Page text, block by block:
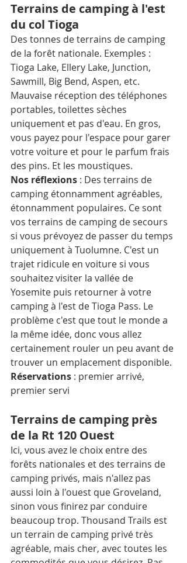
Terrains de camping à l'est
du col Tioga
Des tonnes de terrains de camping
de la forêt nationale. Exemples :
Tioga Lake, Ellery Lake, Junction,
Sawmill, Big Bend, Aspen, etc.
Mauvaise réception des téléphones
portables, toilettes sèches
uniquement et pas d'eau. En gros,
vous payez pour l'espace pour garer
votre voiture et pour le parfum frais
des pins. Et les moustiques.
Nos réflexions : Des terrains de
camping étonnamment agréables,
étonnamment populaires. Ce sont
vos terrains de camping de secours
si vous prévoyez de passer du temps
uniquement à Tuolumne. C'est un
trajet ridicule en voiture si vous
souhaitez visiter la vallée de
Yosemite puis retourner à votre
camping à l'est de Tioga Pass. Le
problème c'est que tout le monde a
la même idée, donc vous allez
certainement rouler un peu avant de
trouver un emplacement disponible.
Réservations : premier arrivé,
premier servi
Terrains de camping près
de la Rt 120 Ouest
Ici, vous avez le choix entre des
forêts nationales et des terrains de
camping privés, mais n'allez pas
aussi loin à l'ouest que Groveland,
sinon vous finirez par conduire
beaucoup trop. Thousand Trails est
un terrain de camping privé très
agréable, mais cher, avec toutes les